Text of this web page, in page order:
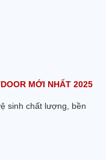
MỚI NHẤT 2025
sinh chất lượng, bền